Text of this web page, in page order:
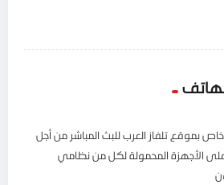
بموقع تلفاز العرب للبث المباشر من أجل
الأجهزة المحمولة لكل من نظامي